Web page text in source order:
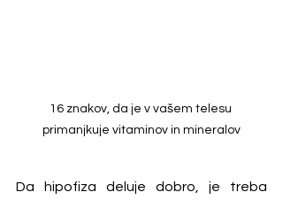
16 znakov, da je v vašem telesu
primanjkuje vitaminov in mineralov
Da hipofiza deluje dobro, je treba